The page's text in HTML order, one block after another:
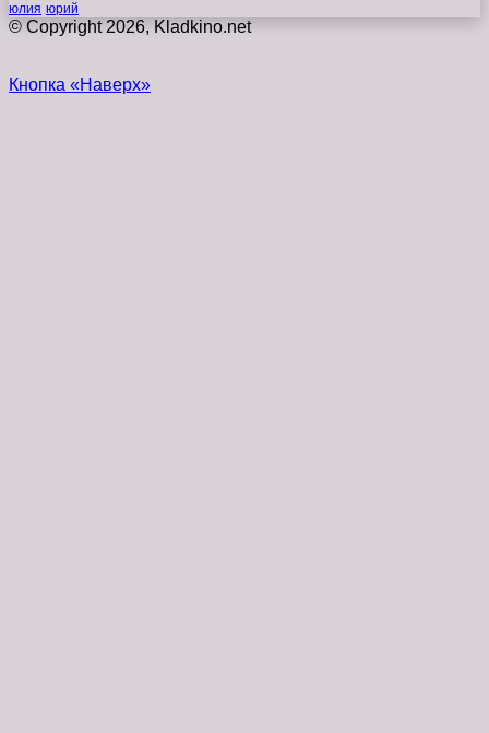
юлия юрий
© Copyright 2026, Kladkino.net
Кнопка «Наверх»